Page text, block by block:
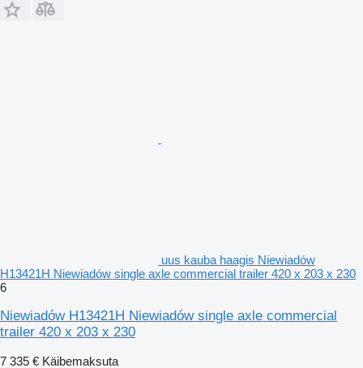
uus kauba haagis Niewiadów
H13421H Niewiadów single axle commercial trailer 420 x 203 x 230
6
Niewiadów H13421H Niewiadów single axle commercial
trailer 420 x 203 x 230
7 335 € Käibemaksuta